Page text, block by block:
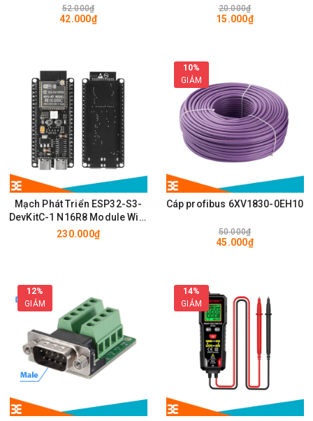
rộng 6mm
52.000₫
42.000₫
20.000₫
15.000₫
Mạch Phát Triển ESP32-S3-
DevKitC-1 N16R8 Module Wifi,
BLE có chân cắm ăng ten
230.000₫
10%
GIẢM
Cáp profibus 6XV1830-0EH10
50.000₫
45.000₫
12%
GIẢM
14%
GIẢM